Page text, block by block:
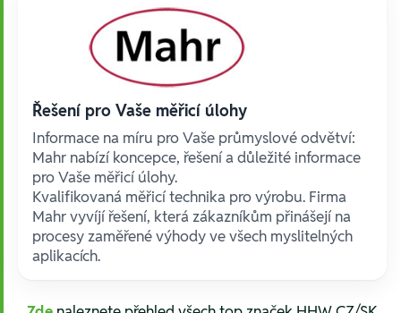
Řešení pro Vaše měřicí úlohy
Informace na míru pro Vaše průmyslové odvětví:
Mahr nabízí koncepce, řešení a důležité informace
pro Vaše měřicí úlohy.
Kvalifikovaná měřicí technika pro výrobu. Firma
Mahr vyvíjí řešení, která zákazníkům přinášejí na
procesy zaměřené výhody ve všech myslitelných
aplikacích.